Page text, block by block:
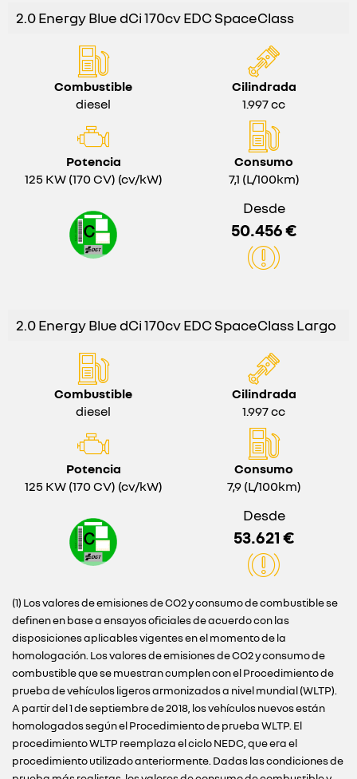
2.0 Energy Blue dCi 170cv EDC SpaceClass
Combustible
diesel
Cilindrada
1.997 cc
Potencia
125 KW (170 CV) (cv/kW)
Consumo
7,1 (L/100km)
Desde
50.456 €
2.0 Energy Blue dCi 170cv EDC SpaceClass Largo
Combustible
diesel
Cilindrada
1.997 cc
Potencia
125 KW (170 CV) (cv/kW)
Consumo
7,9 (L/100km)
Desde
53.621 €
(1) Los valores de emisiones de CO2 y consumo de combustible se
definen en base a ensayos oficiales de acuerdo con las
disposiciones aplicables vigentes en el momento de la
homologación. Los valores de emisiones de CO2 y consumo de
combustible que se muestran cumplen con el Procedimiento de
prueba de vehículos ligeros armonizados a nivel mundial (WLTP).
A partir del 1 de septiembre de 2018, los vehículos nuevos están
homologados según el Procedimiento de prueba WLTP. El
procedimiento WLTP reemplaza el ciclo NEDC, que era el
procedimiento utilizado anteriormente. Dadas las condiciones de